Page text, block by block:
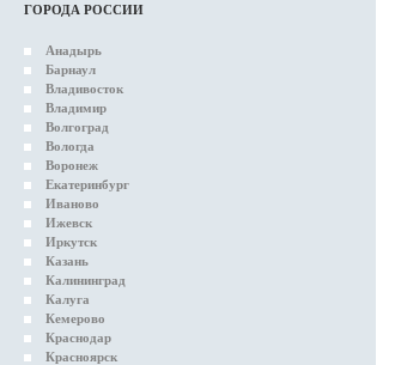
ГОРОДА РОССИИ
Анадырь
Барнаул
Владивосток
Владимир
Волгоград
Вологда
Воронеж
Екатеринбург
Иваново
Ижевск
Иркутск
Казань
Калининград
Калуга
Кемерово
Краснодар
Красноярск